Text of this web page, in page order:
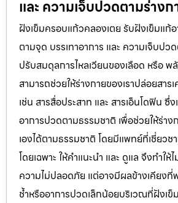
และ ความเจ็บปวดตามร่างก
ฝังเข็มครอบแก้วคลองเตย รับฝังเข็มแก้
ตามจุด บรรเทาอาการ และ ความเจ็บปว
ปรับสมดุลการไหลเวียนของเลือด หรือ พ
สามารถช่วยให้ร่างกายของเราปล่อยสาร
เช่น สารสื่อประสาท และ สารเอ็นโดฟิน ซึ่ง
อาการปวดตามธรรมชาติ เพื่อช่วยให้ร่า
เองได้ตามธรรมชาติ โดยมีแพทย์ที่เชี่ยว
โดยเฉพาะ ให้คำแนะนำ และ ดูแล จึงทำให้
ความไม่ปลอดภัย แต่อาจมีผลข้างเคียงที่
ช้ำหรืออาการปวดเล็กน้อยบริเวณที่ฝังเข็ม